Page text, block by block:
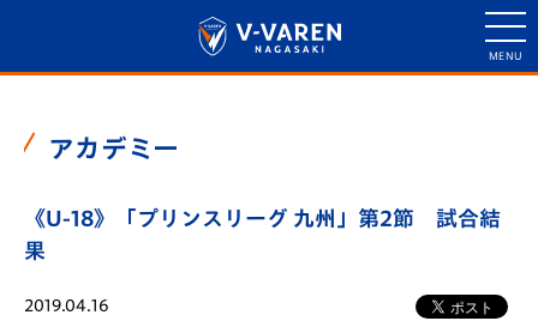
アカデミー
《U-18》「プリンスリーグ 九州」第2節 試合結
果
2019.04.16